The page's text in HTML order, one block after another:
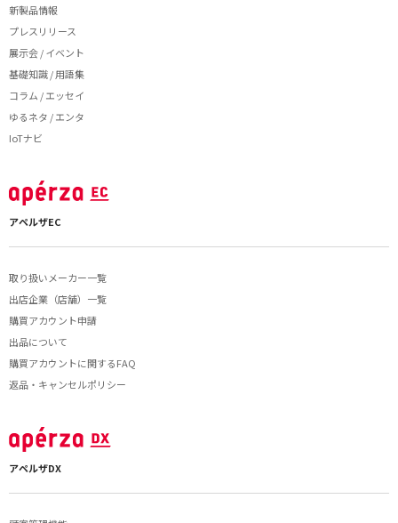
新製品情報
プレスリリース
展示会 / イベント
基礎知識 / 用語集
コラム / エッセイ
ゆるネタ / エンタ
IoTナビ
アペルザEC
取り扱いメーカー一覧
出店企業（店舗）一覧
購買アカウント申請
出品について
購買アカウントに関するFAQ
返品・キャンセルポリシー
アペルザDX